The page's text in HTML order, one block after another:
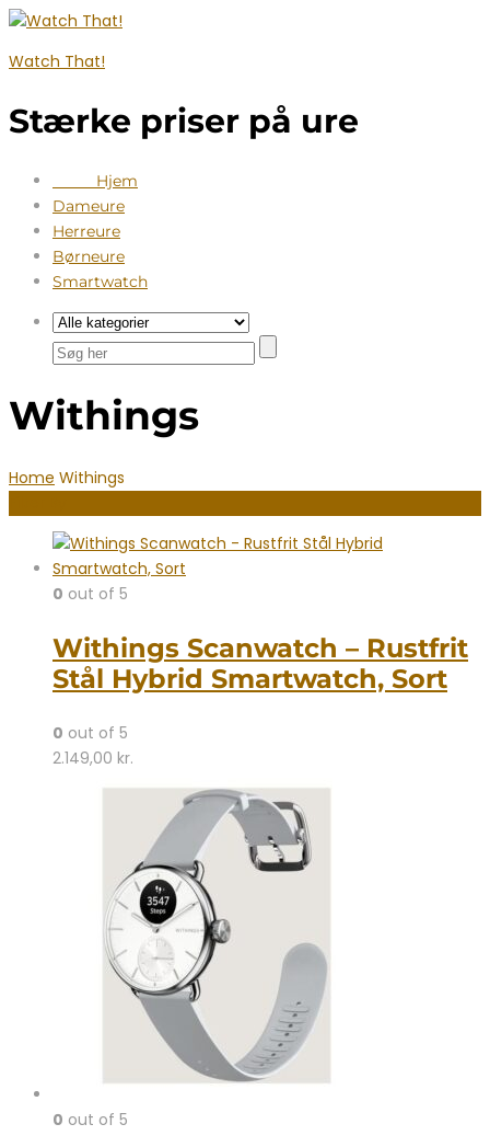
Watch That!
Stærke priser på ure
Hjem
Dameure
Herreure
Børneure
Smartwatch
Withings
Home Withings
0 out of 5
Withings Scanwatch – Rustfrit
Stål Hybrid Smartwatch, Sort
0 out of 5
2.149,00 kr.
0 out of 5